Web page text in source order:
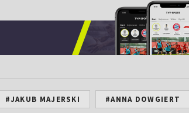
#JAKUB MAJERSKI #ANNA DOWGIERT